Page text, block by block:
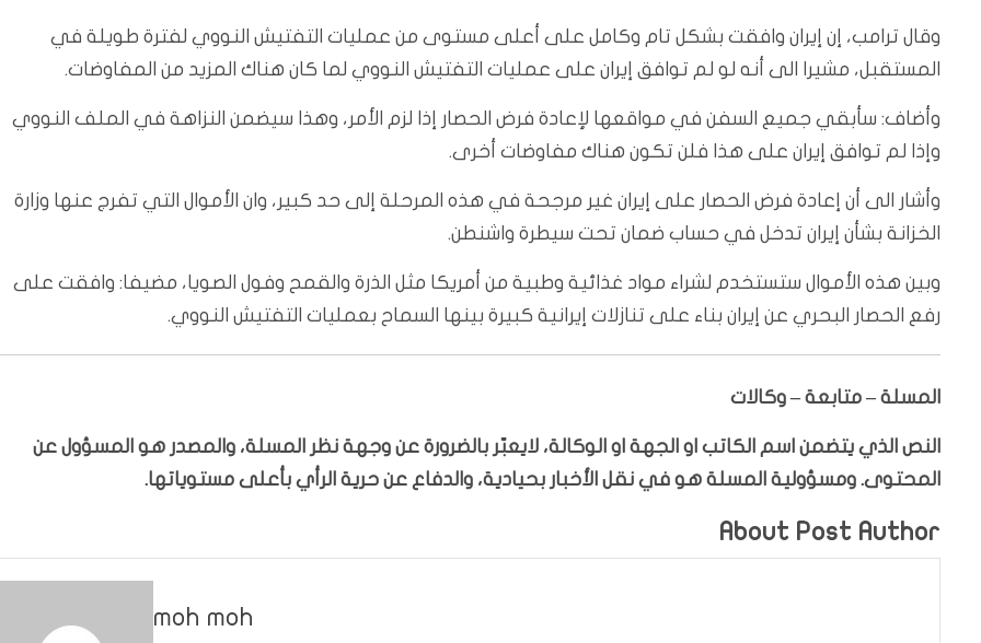
وقال ترامب، إن إيران وافقت بشكل تام وكامل على أعلى مستوى من عمليات التفتيش النووي لفترة طويلة في
المستقبل، مشيرا الى أنه لو لم توافق إيران على عمليات التفتيش النووي لما كان هناك المزيد من المفاوضات.
وأضاف: سأبقي جميع السفن في مواقعها لإعادة فرض الحصار إذا لزم الأمر، وهذا سيضمن النزاهة في الملف النووي
وإذا لم توافق إيران على هذا فلن تكون هناك مفاوضات أخرى.
وأشار الى أن إعادة فرض الحصار على إيران غير مرجحة في هذه المرحلة إلى حد كبير، وان الأموال التي تفرج عنها وزارة
الخزانة بشأن إيران تدخل في حساب ضمان تحت سيطرة واشنطن.
وبين هذه الأموال ستستخدم لشراء مواد غذائية وطبية من أمريكا مثل الذرة والقمح وفول الصويا، مضيفا: وافقت على
رفع الحصار البحري عن إيران بناء على تنازلات إيرانية كبيرة بينها السماح بعمليات التفتيش النووي.
المسلة – متابعة – وكالات
النص الذي يتضمن اسم الكاتب او الجهة او الوكالة، لايعبّر بالضرورة عن وجهة نظر المسلة، والمصدر هو المسؤول عن
المحتوى. ومسؤولية المسلة هو في نقل الأخبار بحيادية، والدفاع عن حرية الرأي بأعلى مستوياتها.
About Post Author
moh moh